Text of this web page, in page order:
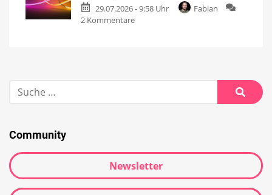
29.07.2026 - 9:58 Uhr
Fabian
2 Kommentare
Community
Newsletter